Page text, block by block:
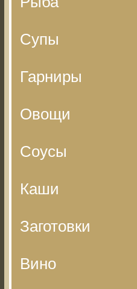
Супы
Гарниры
Овощи
Соусы
Каши
Заготовки
Вино